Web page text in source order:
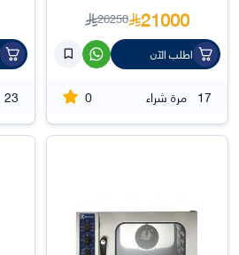
21000
26250
اطلب الآن
17 مرة شراء 0
23